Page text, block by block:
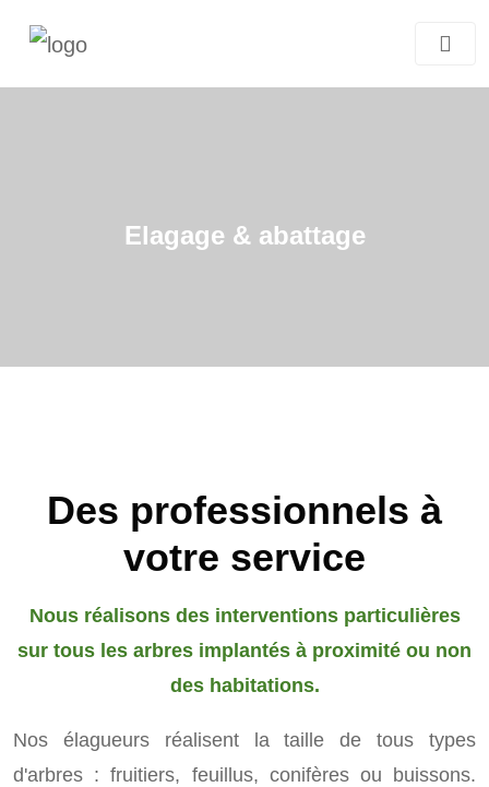
Elagage & abattage
Des professionnels à
votre service
Nous réalisons des interventions particulières
sur tous les arbres implantés à proximité ou non
des habitations.
Nos élagueurs réalisent la taille de tous types
d'arbres : fruitiers, feuillus, conifères ou buissons.